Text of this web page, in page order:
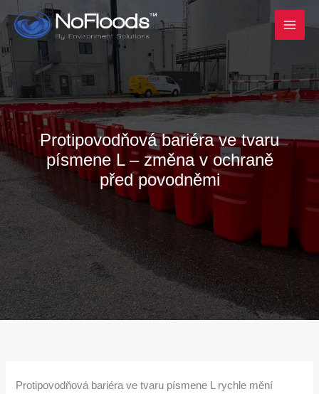
Přeskočit
na
obsah
Protipovodňová bariéra ve tvaru
písmene L – změna v ochraně
před povodněmi
Protipovodňová bariéra ve tvaru písmene L rychle mění